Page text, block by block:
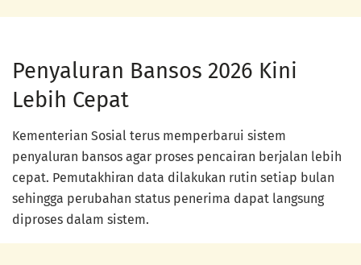
Penyaluran Bansos 2026 Kini
Lebih Cepat
Kementerian Sosial terus memperbarui sistem
penyaluran bansos agar proses pencairan berjalan lebih
cepat. Pemutakhiran data dilakukan rutin setiap bulan
sehingga perubahan status penerima dapat langsung
diproses dalam sistem.